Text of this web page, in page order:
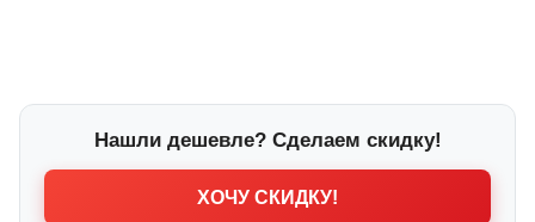
Нашли дешевле? Сделаем скидку!
ХОЧУ СКИДКУ!